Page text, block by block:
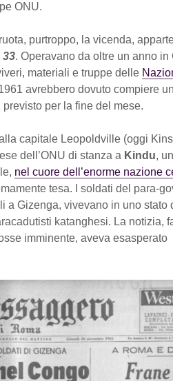
ONU.
purtroppo, la vicenda,
33. Operavano da oltre un anno in
materiali e truppe delle
avrebbero dovuto compiere
per la fine del mese.
capitale Leopoldville (oggi
dell’ONU di stanza a Kindu,
nel cuore dell’enorme nazione
tesa. I soldati del para-
a Gizenga, vivevano in uno stato
katanghesi. La notizia,
imminente, aveva esasperato